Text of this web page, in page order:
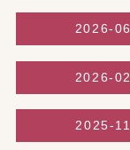
2026-06
2026-02
2025-11